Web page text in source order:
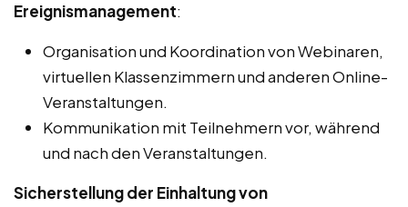
Ereignismanagement:
Organisation und Koordination von Webinaren,
virtuellen Klassenzimmern und anderen Online-
Veranstaltungen.
Kommunikation mit Teilnehmern vor, während
und nach den Veranstaltungen.
Sicherstellung der Einhaltung von